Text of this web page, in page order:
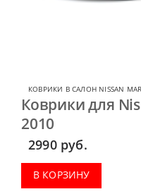
КОВРИКИ В САЛОН NISSAN
Коврики для
2010
2990 руб.
В КОРЗИНУ